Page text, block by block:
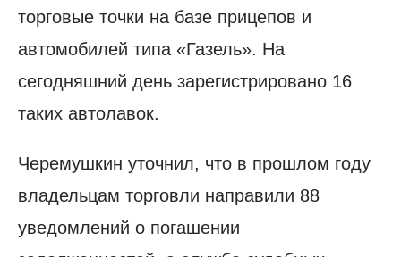
торговые точки на базе прицепов и
автомобилей типа «Газель». На
сегодняшний день зарегистрировано 16
таких автолавок.
Черемушкин уточнил, что в прошлом году
владельцам торговли направили 88
уведомлений о погашении